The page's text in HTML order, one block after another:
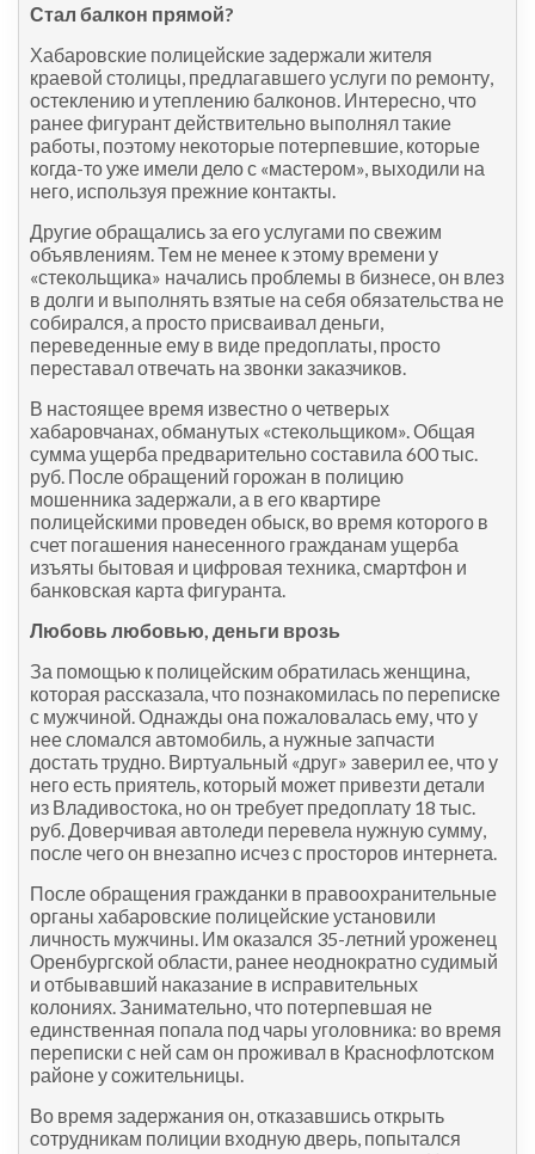
Стал балкон прямой?
Хабаровские полицейские задержали жителя
краевой столицы, предлагавшего услуги по ремонту,
остеклению и утеплению балконов. Интересно, что
ранее фигурант действительно выполнял такие
работы, поэтому некоторые потерпевшие, которые
когда-то уже имели дело с «мастером», выходили на
него, используя прежние контакты.
Другие обращались за его услугами по свежим
объявлениям. Тем не менее к этому времени у
«стекольщика» начались проблемы в бизнесе, он влез
в долги и выполнять взятые на себя обязательства не
собирался, а просто присваивал деньги,
переведенные ему в виде предоплаты, просто
переставал отвечать на звонки заказчиков.
В настоящее время известно о четверых
хабаровчанах, обманутых «стекольщиком». Общая
сумма ущерба предварительно составила 600 тыс.
руб. После обращений горожан в полицию
мошенника задержали, а в его квартире
полицейскими проведен обыск, во время которого в
счет погашения нанесенного гражданам ущерба
изъяты бытовая и цифровая техника, смартфон и
банковская карта фигуранта.
Любовь любовью, деньги врозь
За помощью к полицейским обратилась женщина,
которая рассказала, что познакомилась по переписке
с мужчиной. Однажды она пожаловалась ему, что у
нее сломался автомобиль, а нужные запчасти
достать трудно. Виртуальный «друг» заверил ее, что у
него есть приятель, который может привезти детали
из Владивостока, но он требует предоплату 18 тыс.
руб. Доверчивая автоледи перевела нужную сумму,
после чего он внезапно исчез с просторов интернета.
После обращения гражданки в правоохранительные
органы хабаровские полицейские установили
личность мужчины. Им оказался 35-летний уроженец
Оренбургской области, ранее неоднократно судимый
и отбывавший наказание в исправительных
колониях. Занимательно, что потерпевшая не
единственная попала под чары уголовника: во время
переписки с ней сам он проживал в Краснофлотском
районе у сожительницы.
Во время задержания он, отказавшись открыть
сотрудникам полиции входную дверь, попытался